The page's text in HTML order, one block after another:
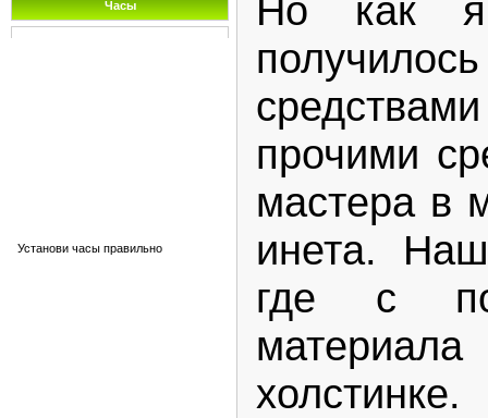
Часы
Установи часы правильно
Но как я
прочими
мастера в
инета.
где с
холстинке.